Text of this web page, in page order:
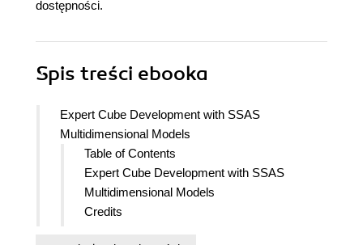
dostępności.
Spis treści ebooka
Expert Cube Development with SSAS
Multidimensional Models
Table of Contents
Expert Cube Development with SSAS
Multidimensional Models
Credits